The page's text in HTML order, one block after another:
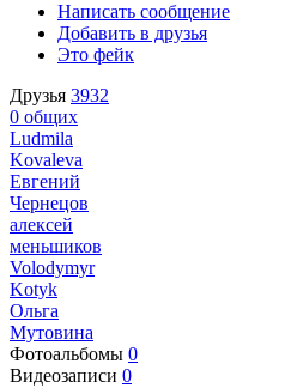
Написать сообщение
Добавить в друзья
Это фейк
Друзья 3932
0 общих
Ludmila
Kovaleva
Евгений
Чернецов
алексей
меньшиков
Volodymyr
Kotyk
Ольга
Мутовина
Фотоальбомы 0
Видеозаписи 0